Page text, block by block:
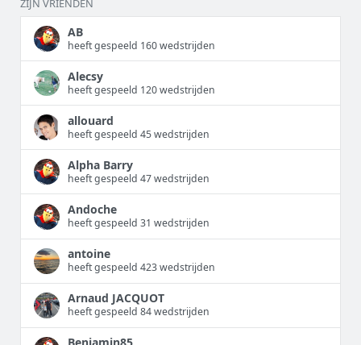
ZIJN VRIENDEN
AB
heeft gespeeld 160 wedstrijden
Alecsy
heeft gespeeld 120 wedstrijden
allouard
heeft gespeeld 45 wedstrijden
Alpha Barry
heeft gespeeld 47 wedstrijden
Andoche
heeft gespeeld 31 wedstrijden
antoine
heeft gespeeld 423 wedstrijden
Arnaud JACQUOT
heeft gespeeld 84 wedstrijden